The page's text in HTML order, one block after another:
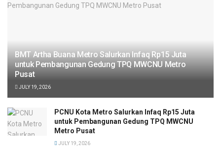
BMT Artha Buana Metro Salurkan Infaq Rp15 Juta
untuk Pembangunan Gedung TPQ MWCNU Metro
Pusat
JULY 19, 2026
PCNU Kota Metro Salurkan Infaq Rp15 Juta
untuk Pembangunan Gedung TPQ MWCNU
Metro Pusat
JULY 19, 2026